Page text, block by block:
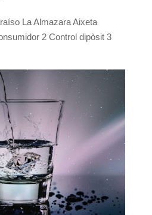
La Almazara Aixeta
2 Control dipòsit 3